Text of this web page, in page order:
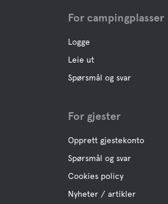
For campingplasser
Logge
Leie ut
Spørsmål og svar
For gjester
Opprett gjestekonto
Spørsmål og svar
Cookies policy
Nyheter / artikler